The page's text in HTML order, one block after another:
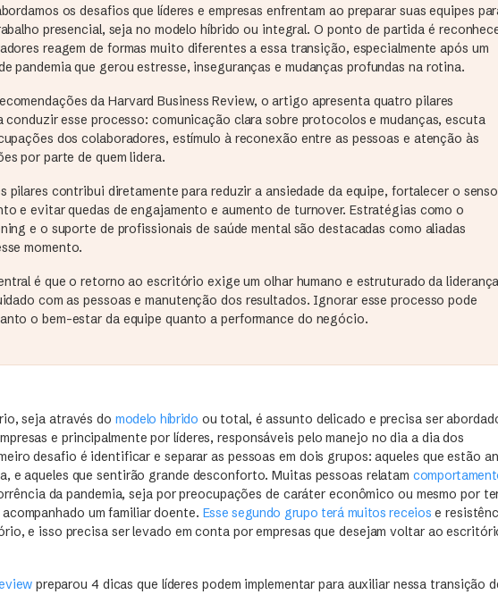
os desafios que líderes e empresas enfrentam ao preparar suas equipes
presencial, seja no modelo híbrido ou integral. O ponto de partida é
reagem de formas muito diferentes a essa transição, especialmente após um
pandemia que gerou estresse, inseguranças e mudanças profundas na rotina.
da Harvard Business Review, o artigo apresenta quatro pilares
conduzir esse processo: comunicação clara sobre protocolos e mudanças, escuta
dos colaboradores, estímulo à reconexão entre as pessoas e atenção às
por parte de quem lidera.
pilares contribui diretamente para reduzir a ansiedade da equipe, fortalecer o senso
e evitar quedas de engajamento e aumento de turnover. Estratégias como o
e o suporte de profissionais de saúde mental são destacadas como aliadas
momento.
é que o retorno ao escritório exige um olhar humano e estruturado da
com as pessoas e manutenção dos resultados. Ignorar esse processo pode
o bem-estar da equipe quanto a performance do negócio.
seja através do modelo híbrido ou total, é assunto delicado e precisa ser
e principalmente por líderes, responsáveis pelo manejo no dia a dia dos
desafio é identificar e separar as pessoas em dois grupos: aqueles que estão
e aqueles que sentirão grande desconforto. Muitas pessoas relatam
da pandemia, seja por preocupações de caráter econômico ou mesmo por
um familiar doente. Esse segundo grupo terá muitos receios e
e isso precisa ser levado em conta por empresas que desejam voltar ao
preparou 4 dicas que líderes podem implementar para auxiliar nessa transição